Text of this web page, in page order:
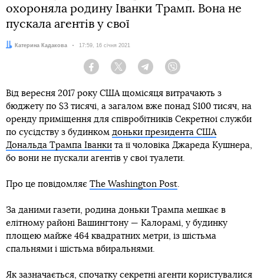
охороняла родину Іванки Трамп. Вона не
пускала агентів у свої
Автор:Катерина Кадакова Дата:
17:59, 16 січня 2021
Facebook Twitter Telegram
Від вересня 2017 року США щомісяця витрачають з
бюджету по $3 тисячі, а загалом вже понад $100 тисяч, на
оренду приміщення для співробітників Секретної служби
по сусідству з будинком доньки президента США
Дональда Трампа Іванки та її чоловіка Джареда Кушнера,
бо вони не пускали агентів у свої туалети.
Про це повідомляє The Washington Post.
За даними газети, родина доньки Трампа мешкає в
елітному районі Вашингтону — Калорамі, у будинку
площею майже 464 квадратних метри, із шістьма
спальнями і шістьма вбиральнями.
Як зазначається, спочатку секретні агенти користувалися